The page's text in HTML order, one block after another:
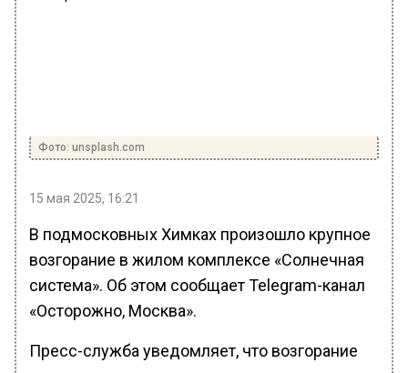
Фото: unsplash.com
15 мая 2025, 16:21
В подмосковных Химках произошло крупное
возгорание в жилом комплексе «Солнечная
система». Об этом сообщает Telegram-канал
«Осторожно, Москва».
Пресс-служба уведомляет, что возгорание